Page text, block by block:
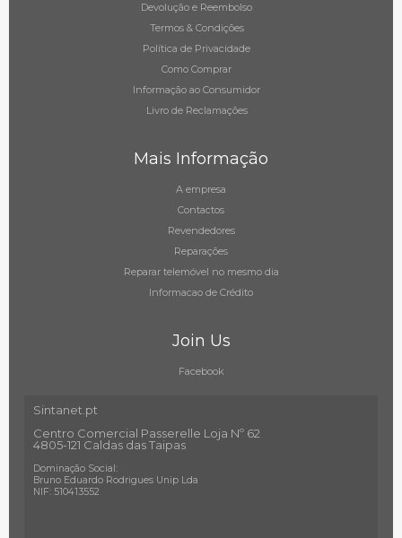
Devolução e Reembolso
Termos & Condições
Política de Privacidade
Como Comprar
Informação ao Consumidor
Livro de Reclamações
Mais Informação
A empresa
Contactos
Revendedores
Reparações
Reparar telemóvel no mesmo dia
Informacao de Crédito
Join Us
Facebook
Sintanet.pt
Centro Comercial Passerelle Loja Nº 62
4805-121 Caldas das Taipas
Dominação Social:
Bruno Eduardo Rodrigues Unip Lda
NIF: 510413552